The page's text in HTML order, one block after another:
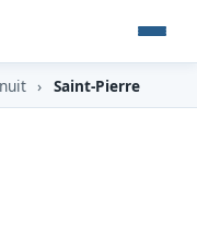
› Saint-Pierre